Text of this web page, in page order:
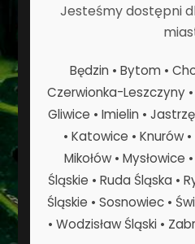
Jesteśmy dostępni
Będzin • Bytom •
Czerwionka-Leszczyny
Gliwice • Imielin •
• Katowice • Knurów •
Mikołów • Mysłowice
Śląskie • Ruda Śląska •
Śląskie • Sosnowiec •
• Wodzisław Śląski •